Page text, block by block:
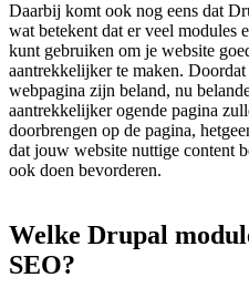
Daarbij komt ook nog eens dat
wat betekent dat er veel modules
kunt gebruiken om je website
aantrekkelijker te maken.
webpagina zijn beland, nu
aantrekkelijker ogende pagina
doorbrengen op de pagina,
dat jouw website nuttige content
ook doen bevorderen.
Welke Drupal
SEO?